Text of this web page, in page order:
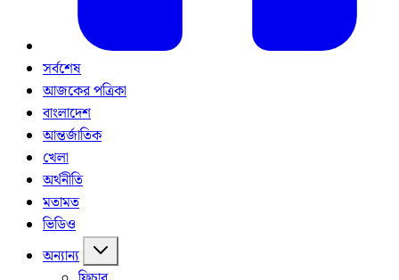
সর্বশেষ
আজকের পত্রিকা
বাংলাদেশ
আন্তর্জাতিক
খেলা
অর্থনীতি
মতামত
ভিডিও
অন্যান্য